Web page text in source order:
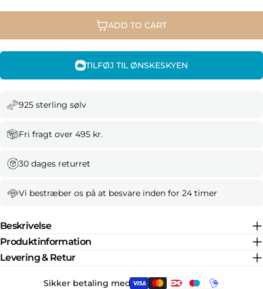
ADD TO CART
TILFØJ TIL ØNSKESKYEN
925 sterling sølv
Fri fragt over 495 kr.
30 dages returret
Vi bestræber os på at besvare inden for 24 timer
Beskrivelse
Produktinformation
Levering & Retur
Sikker betaling med: